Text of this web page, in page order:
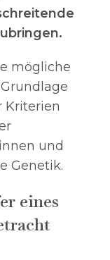
mögliche
Kriterien
und
Genetik.
eines